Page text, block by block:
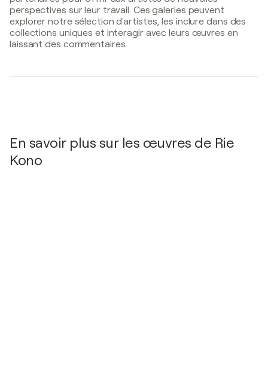
2009
RIE KONO / Galerie Refle - Tokyo, Japon
2006
Honda Motor Company- Company calendar
2005
Rokko Sky Villa hotel, Japon
perspectives sur leur travail. Ces galeries peuvent
explorer notre sélection d'artistes, les inclure dans des
collections uniques et interagir avec leurs œuvres en
laissant des commentaires.
En savoir plus sur les œuvres de Rie
Kono